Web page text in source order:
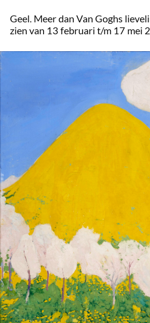
Geel. Meer dan Van Goghs
zien van 13 februari t/m 17 mei